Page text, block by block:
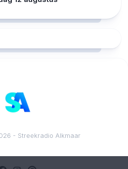
- Streekradio Alkmaar